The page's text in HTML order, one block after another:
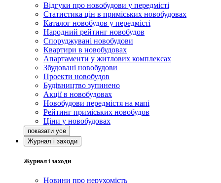
Відгуки про новобудови у передмісті
Статистика цін в приміських новобудовах
Каталог новобудов у передмісті
Народний рейтинг новобудов
Споруджувані новобудови
Квартири в новобудовах
Апартаменти у житлових комплексах
Збудовані новобудови
Проекти новобудов
Будівництво зупинено
Акції в новобудовах
Новобудови передмістя на мапі
Рейтинг приміських новобудов
Ціни у новобудовах
Журнал і заходи
Журнал і заходи
Новини про нерухомість